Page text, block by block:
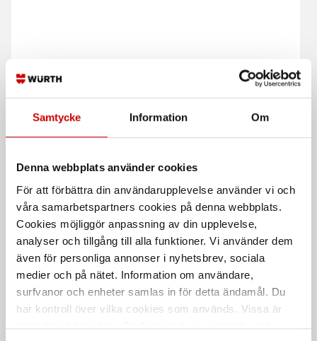
Samtycke Information Om
Denna webbplats använder cookies
För att förbättra din användarupplevelse använder vi och
våra samarbetspartners cookies på denna webbplats.
Cookies möjliggör anpassning av din upplevelse,
analyser och tillgång till alla funktioner. Vi använder dem
även för personliga annonser i nyhetsbrev, sociala
medier och på nätet. Information om användare,
surfvanor och enheter samlas in för detta ändamål. Du
har kontroll över vilka cookies som används. Vissa är
tekniskt nödvändiga. Godkännande av statistik- och
MAZDA
Oljefilternyckel nr 8
Oljefilternyckel 64MM 3/8" 14
kanter
Oljefilternyckel nr 17
Oljefilternyckel 73 mm 3/8" 10
kanter